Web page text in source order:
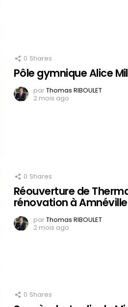
0 Shares
Pôle gymnique Alice
parThomas RIBOULET
2 mois ago
0 Shares
Réouverture de
rénovation à Amnéville
parThomas RIBOULET
2 mois ago
0 Shares